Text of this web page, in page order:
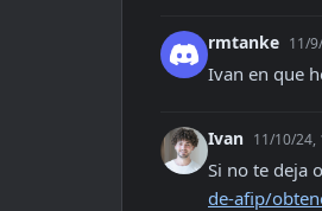
rmtanke 11/
Ivan en que
Ivan 11/10/24,
Si no te deja
de-afip/